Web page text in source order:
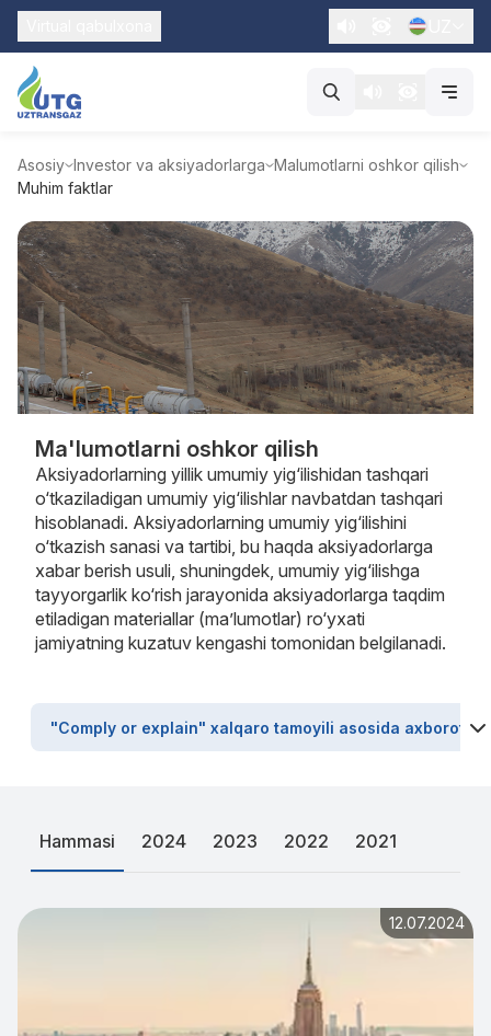
Asosiy Investor va aksiyadorlarga Malumotlarni oshkor qilish
Muhim faktlar
Ma'lumotlarni oshkor qilish
Aksiyadorlarning yillik umumiy yig‘ilishidan tashqari
o‘tkaziladigan umumiy yig‘ilishlar navbatdan tashqari
hisoblanadi. Aksiyadorlarning umumiy yig‘ilishini
o‘tkazish sanasi va tartibi, bu haqda aksiyadorlarga
xabar berish usuli, shuningdek, umumiy yig‘ilishga
tayyorgarlik ko‘rish jarayonida aksiyadorlarga taqdim
etiladigan materiallar (ma’lumotlar) ro‘yxati
jamiyatning kuzatuv kengashi tomonidan belgilanadi.
"Comply or explain" xalqaro tamoyili asosida axborot
Hammasi 2024 2023 2022 2021
12.07.2024